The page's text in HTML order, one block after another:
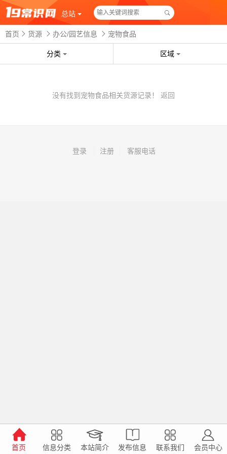
总站
首页 货源 办公/园艺信息 宠物食品
分类 区域
没有找到宠物食品相关货源记录！ 返回
登录 注册 客服电话
首页 信息分类 本站简介 发布信息 联系我们 会员中心